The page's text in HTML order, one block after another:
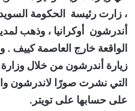
، زارت رئيسة الحكومة
أندرشون أوكرانيا ، وذهب
الواقعة خارج العاصمة كييف .
زيارة أندرشون من خلال وزارة
التي نشرت صورًا لاندرشون
على حسابها على تويتر.